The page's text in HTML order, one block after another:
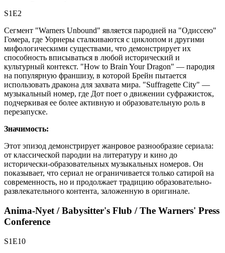
S1E2
Сегмент "Warners Unbound" является пародией на "Одиссею"
Гомера, где Уорнеры сталкиваются с циклопом и другими
мифологическими существами, что демонстрирует их
способность вписываться в любой исторический и
культурный контекст. "How to Brain Your Dragon" — пародия
на популярную франшизу, в которой Брейн пытается
использовать дракона для захвата мира. "Suffragette City" —
музыкальный номер, где Дот поет о движении суфражисток,
подчеркивая ее более активную и образовательную роль в
перезапуске.
Значимость:
Этот эпизод демонстрирует жанровое разнообразие сериала:
от классической пародии на литературу и кино до
исторически-образовательных музыкальных номеров. Он
показывает, что сериал не ограничивается только сатирой на
современность, но и продолжает традицию образовательно-
развлекательного контента, заложенную в оригинале.
Anima-Nyet / Babysitter's Flub / The Warners' Press
Conference
S1E10